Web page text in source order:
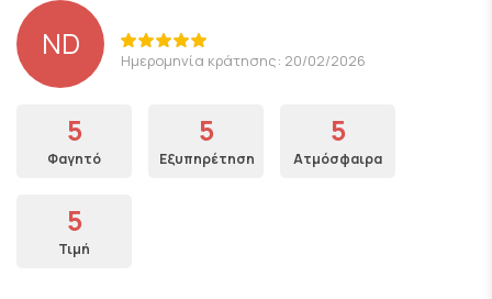
ND Ημερομηνία κράτησης: 20/02/2026
5
Φαγητό
5
Εξυπηρέτηση
5
Ατμόσφαιρα
5
Τιμή